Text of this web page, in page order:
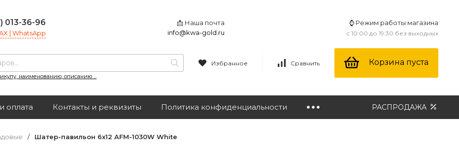
013-36-96
| WhatsApp
📩 Наша почта
info@kwa-gold.ru
⌚ Режим работы магазина
с 10:00 до 19:30 без выходных
наименованию, описанию ...
Избранное Сравнить Корзина пуста
оплата Контакты и реквизиты Политика конфиденциальности РАСПРОДАЖА
/ Шатер-павильон 6х12 AFM-1030W White